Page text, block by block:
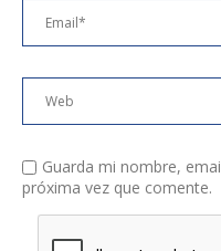
Guarda mi nombre,
próxima vez que comente.